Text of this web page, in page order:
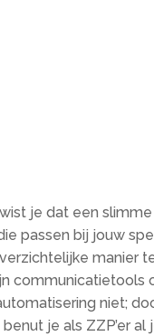
je dat een
passen bij jouw
manier
communicatietools
niet;
je als ZZP’er